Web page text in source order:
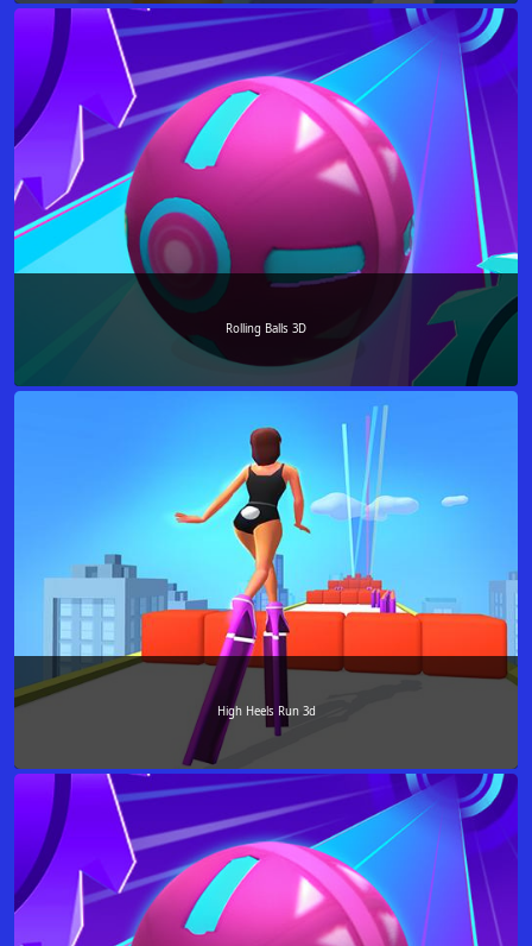
Rolling Balls 3D
High Heels Run 3d